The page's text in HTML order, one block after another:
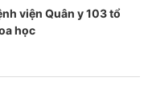
viện Quân y 103 tổ
học